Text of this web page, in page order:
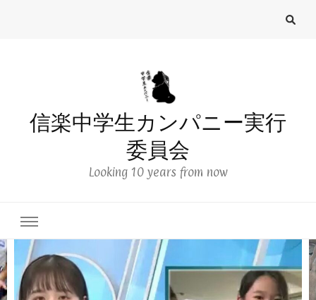
信楽中学生カンパニー実行
委員会
Looking 10 years from now